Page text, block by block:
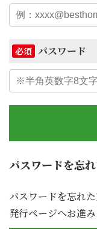
必須 パスワード
パスワードを忘
パスワードを忘れ
発行ページへお進み